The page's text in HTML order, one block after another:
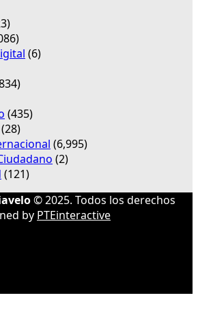
(6)
(435)
(28)
(6,995)
(2)
(121)
© 2025. Todos los derechos
by PTEinteractive